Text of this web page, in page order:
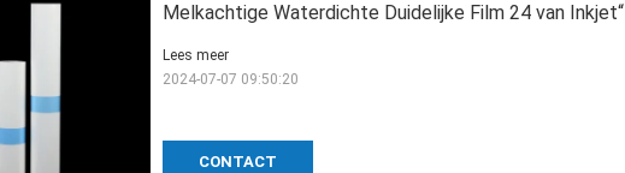
Melkachtige Waterdichte Duidelijke Film 24 van Inkjet“
CONTACT
Lees meer
2024-07-07 09:50:20